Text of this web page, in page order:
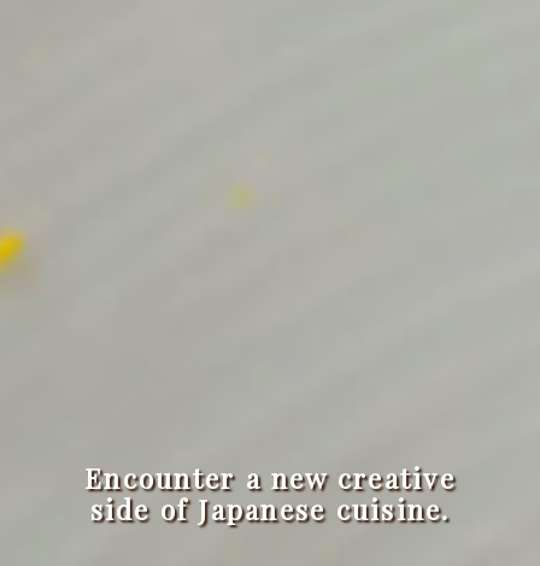
Encounter a new creative
side of Japanese cuisine.
Feel a spirit of Japanese spirit
and Western talent.